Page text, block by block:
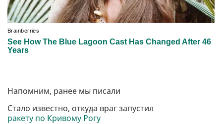
Напомним, ранее мы писали
Стало известно, откуда враг запустил
ракету по Кривому Рогу